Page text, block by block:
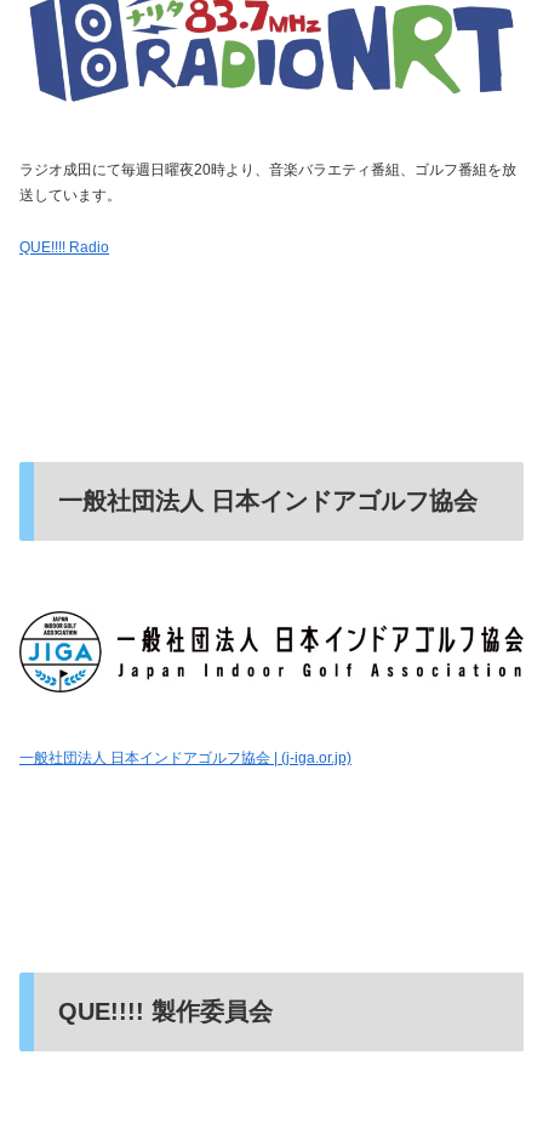
ラジオ成田にて毎週日曜夜20時より、音楽バラエティ番組、ゴルフ番組を放
送しています。
QUE!!!! Radio
一般社団法人 日本インドアゴルフ協会
一般社団法人 日本インドアゴルフ協会 | (j-iga.or.jp)
QUE!!!! 製作委員会